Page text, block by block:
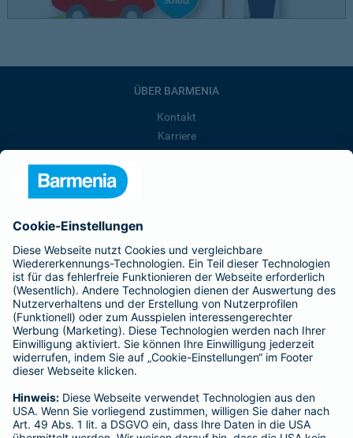
ÜBER BARMENIA
Kontakt
Karriere
Barmenia ist Teil der BarmeniaGothaer
BELIEBTE SEITEN
Kranken-Zusatzversicherung
Tierversicherungen
Haftpflichtversicherung
Hausratversicherung
Adresse ändern
Schaden melden